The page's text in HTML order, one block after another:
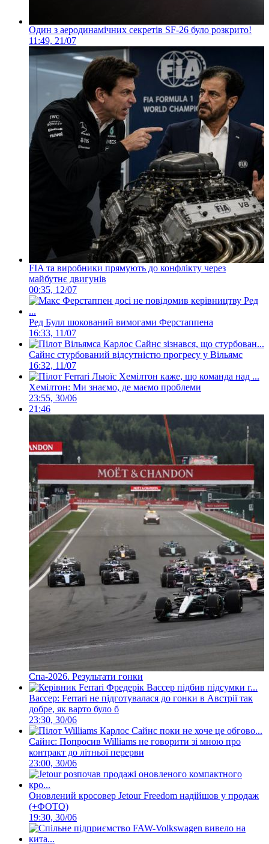
Один з аеродинамічних секретів SF-26 було розкрито!
11:49, 21/07
FIA та виробники прямують до конфлікту через
майбутнє двигунів
00:35, 12/07
Ред Булл шокований вимогами Ферстаппена
16:33, 11/07
Сайнс стурбований відсутністю прогресу у Вільямс
16:32, 11/07
Хемілтон: Ми знаємо, де маємо проблеми
23:55, 30/06
21:46
Спа-2026. Результати гонки
Вассер: Ferrari не підготувалася до гонки в Австрії так
добре, як варто було б
23:30, 30/06
Сайнс: Попросив Williams не говорити зі мною про
контракт до літньої перерви
23:00, 30/06
Оновлений кросовер Jetour Freedom надійшов у продаж
(+ФОТО)
19:30, 30/06